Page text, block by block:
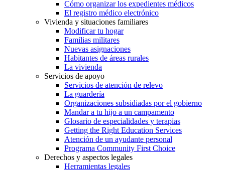
Cómo organizar los expedientes médicos
El registro médico electrónico
Vivienda y situaciones familiares
Modificar tu hogar
Familias militares
Nuevas asignaciones
Habitantes de áreas rurales
La vivienda
Servicios de apoyo
Servicios de atención de relevo
La guardería
Organizaciones subsidiadas por el gobierno
Mandar a tu hijo a un campamento
Glosario de especialidades y terapias
Getting the Right Education Services
Atención de un ayudante personal
Programa Community First Choice
Derechos y aspectos legales
Herramientas legales